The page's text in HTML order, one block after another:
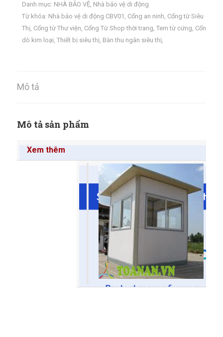
Danh mục: NHÀ BẢO VỆ, Nhà bảo vệ di động
Từ khóa: Nhà bảo vệ di động CBV01 , Cổng an ninh, Cổng từ Siêu
Thị, Cổng từ Thư viện, Cổng Từ Shop thời trang, Tem từ cứng, Cổng
dò kim loại, Thiết bị siêu thị, Bàn thu ngân siêu thị,
Mô tả
Mô tả sản phẩm
Xem thêm